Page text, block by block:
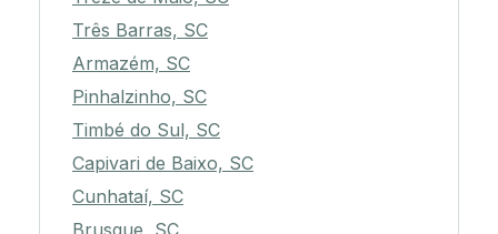
Três Barras, SC
Armazém, SC
Pinhalzinho, SC
Timbé do Sul, SC
Capivari de Baixo, SC
Cunhataí, SC